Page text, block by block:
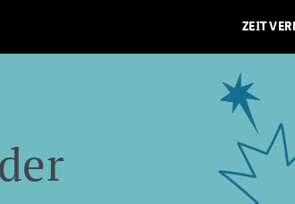
ZEIT